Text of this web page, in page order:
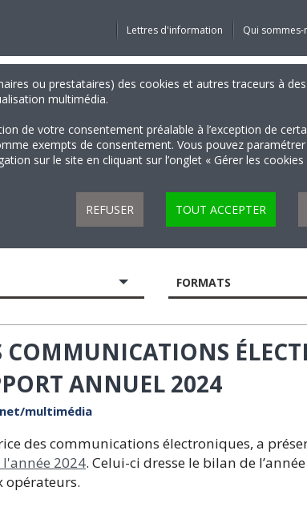
Lettres d'information Qui sommes-
ou prestataires) des cookies et autres traceurs à
multimédia.
de votre consentement préalable à l’exception de
exempts de consentement. Vous pouvez
sur le site en cliquant sur l’onglet « Gérer les
REFUSER TOUT ACCEPTER
FORMATS
COMMUNICATIONS
ANNUEL 2024
multimédia
des communications électroniques, a
2024. Celui-ci dresse le bilan de
opérateurs.